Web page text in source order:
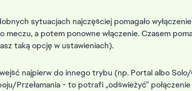
sytuacjach najczęściej pomagało
meczu, a potem ponowne włączenie. Czasem
taką opcję w ustawieniach).
najpierw do innego trybu (np. Portal albo
Przełamania - to potrafi „odświeżyć”